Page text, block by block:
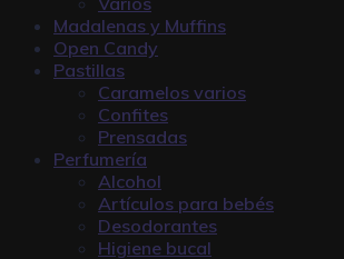
Madalenas y Muffins
Open Candy
Pastillas
Caramelos varios
Confites
Prensadas
Perfumería
Alcohol
Artículos para bebés
Desodorantes
Higiene bucal